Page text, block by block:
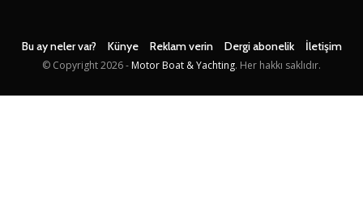
Bu ay neler var? Künye Reklam verin Dergi abonelik İletişim
© Copyright2026 - Motor Boat & Yachting. Her hakkı saklıdır.